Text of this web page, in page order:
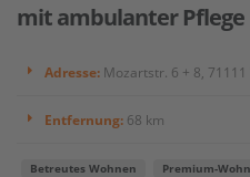
mit ambulanter Pflege
Adresse: Mozartstr. 6 + 8,
Entfernung: 68 km
Betreutes Wohnen Premium-